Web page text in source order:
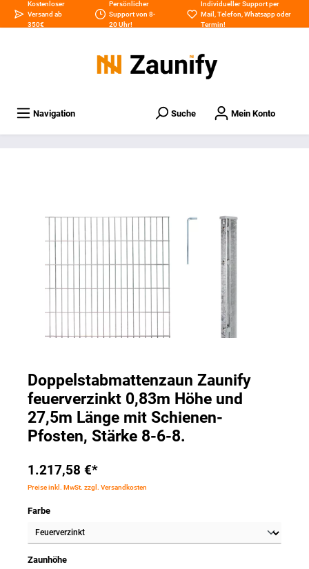
Kostenloser
Versand ab
350€
Persönlicher
Support von 8-
20 Uhr!
Individueller Support per
Mail,Telefon,Whatsappoder
Termin!
Navigation Suche Mein Konto
Doppelstabmattenzaun Zaunify
feuerverzinkt 0,83m Höhe und
27,5m Länge mit Schienen-
Pfosten, Stärke 8-6-8.
1.217,58 €*
Preise inkl. MwSt. zzgl. Versandkosten
Farbe
Zaunhöhe